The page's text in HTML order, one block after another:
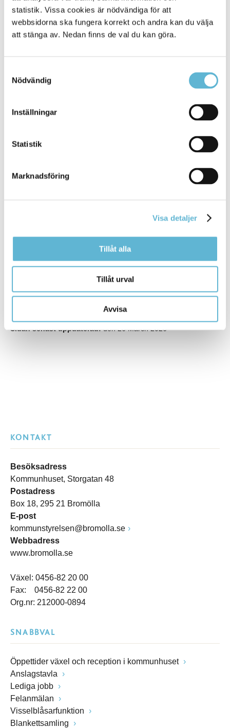
statistik. Vissa cookies är nödvändiga för att
webbsidorna ska fungera korrekt och andra kan du välja
att stänga av. Nedan finns de val du kan göra.
Nödvändig
Inställningar
Statistik
Marknadsföring
Visa detaljer
Tillåt alla
Tillåt urval
Avvisa
psykologiska insats 2023
Patientsäkerhetsberättelse elevhälsans
psykologiska insats 2022
Nuray Iliev
0456-82 23 42
Maria Nilsson
Medicinskt ledningsansvarig skolsköterska
mattias.sturk@bromolla.se
Sidan senast uppdaterad:den 26 March 2026
KONTAKT
Besöksadress
Kommunhuset, Storgatan 48
Postadress
Box 18, 295 21 Bromölla
E-post
kommunstyrelsen@bromolla.se
Webbadress
www.bromolla.se
Växel: 0456-82 20 00
Fax: 0456-82 22 00
Org.nr: 212000-0894
SNABBVAL
Öppettider växel och reception i kommunhuset
Anslagstavla
Lediga jobb
Felanmälan
Visselblåsarfunktion
Blankettsamling